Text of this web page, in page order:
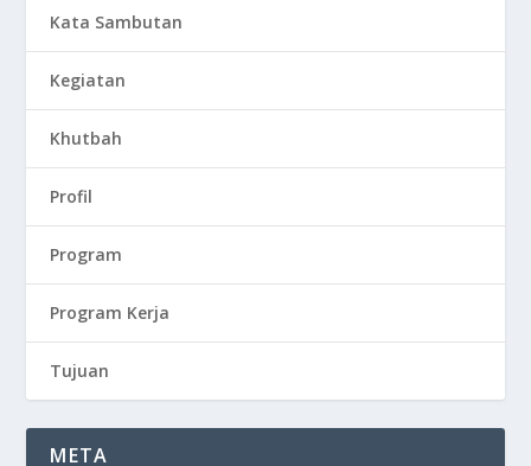
Kata Sambutan
Kegiatan
Khutbah
Profil
Program
Program Kerja
Tujuan
META